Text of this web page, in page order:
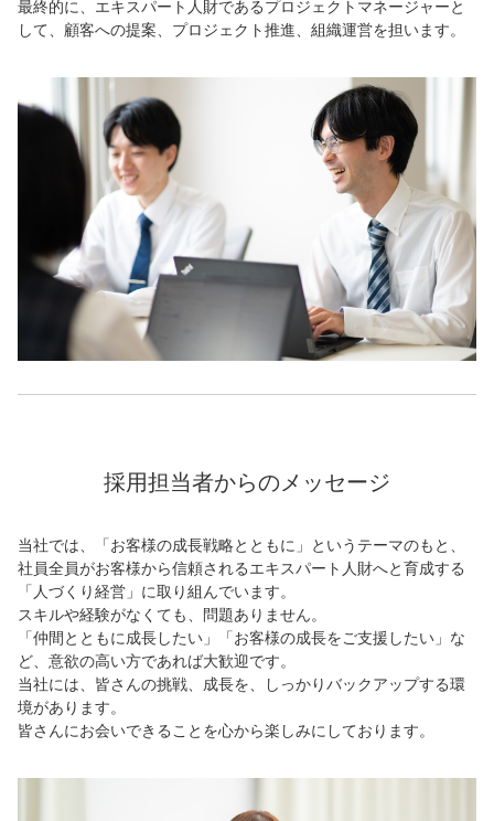
最終的に、エキスパート人財であるプロジェクトマネージャーと
して、顧客への提案、プロジェクト推進、組織運営を担います。
採用担当者からのメッセージ
当社では、「お客様の成長戦略とともに」というテーマのもと、
社員全員がお客様から信頼されるエキスパート人財へと育成する
「人づくり経営」に取り組んでいます。
スキルや経験がなくても、問題ありません。
「仲間とともに成長したい」「お客様の成長をご支援したい」な
ど、意欲の高い方であれば大歓迎です。
当社には、皆さんの挑戦、成長を、しっかりバックアップする環
境があります。
皆さんにお会いできることを心から楽しみにしております。